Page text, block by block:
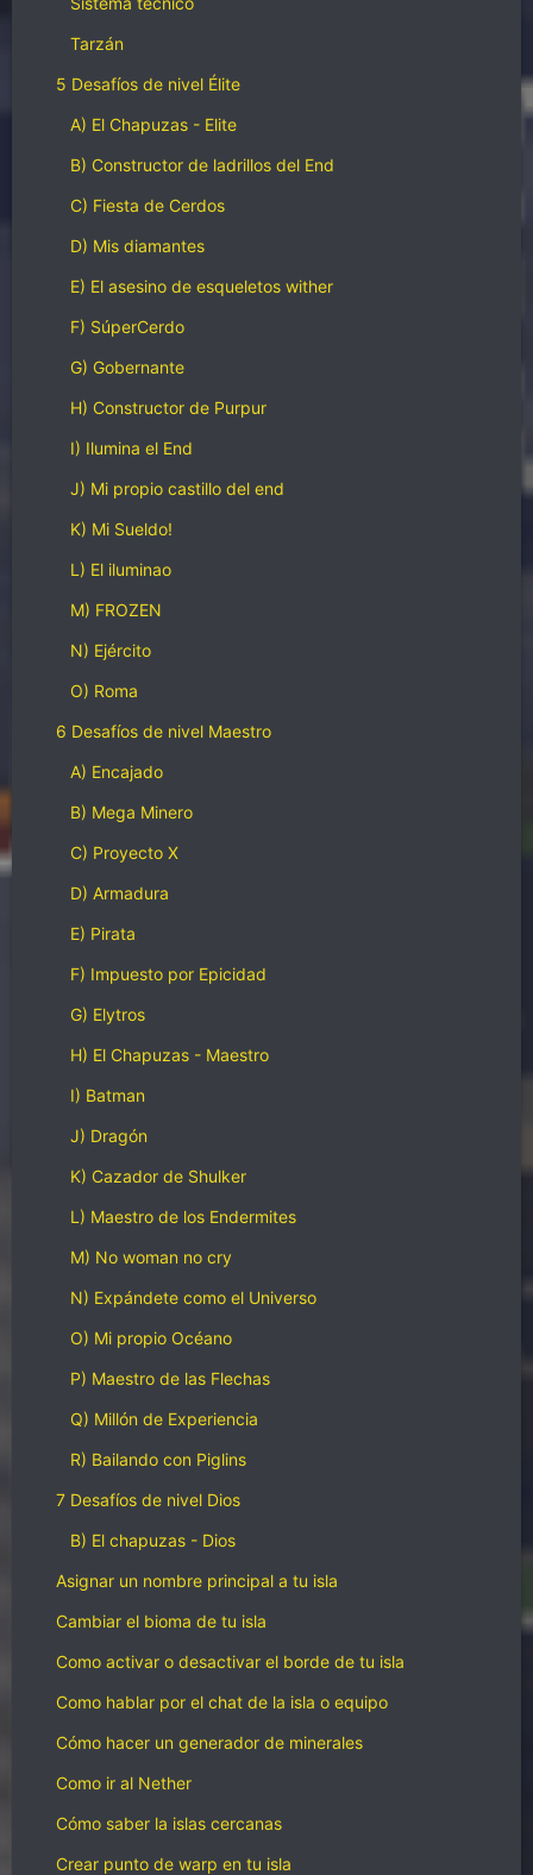
Tarzán
5 Desafíos de nivel Élite
A) El Chapuzas - Elite
B) Constructor de ladrillos del End
C) Fiesta de Cerdos
D) Mis diamantes
E) El asesino de esqueletos wither
F) SúperCerdo
G) Gobernante
H) Constructor de Purpur
I) Ilumina el End
J) Mi propio castillo del end
K) Mi Sueldo!
L) El iluminao
M) FROZEN
N) Ejército
O) Roma
6 Desafíos de nivel Maestro
A) Encajado
B) Mega Minero
C) Proyecto X
D) Armadura
E) Pirata
F) Impuesto por Epicidad
G) Elytros
H) El Chapuzas - Maestro
I) Batman
J) Dragón
K) Cazador de Shulker
L) Maestro de los Endermites
M) No woman no cry
N) Expándete como el Universo
O) Mi propio Océano
P) Maestro de las Flechas
Q) Millón de Experiencia
R) Bailando con Piglins
7 Desafíos de nivel Dios
B) El chapuzas - Dios
Asignar un nombre principal a tu isla
Cambiar el bioma de tu isla
Como activar o desactivar el borde de tu isla
Como hablar por el chat de la isla o equipo
Cómo hacer un generador de minerales
Como ir al Nether
Cómo saber la islas cercanas
Crear punto de warp en tu isla